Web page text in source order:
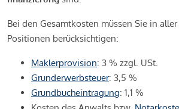
Bei den Gesamtkosten müssen Sie in
Positionen berücksichtigen:
Maklerprovision: 3 % zzgl. USt.
Grunderwerbsteuer: 3,5 %
Grundbucheintragung: 1,1 %